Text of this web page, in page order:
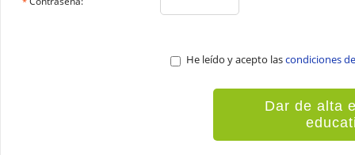
He leído y acepto lascondiciones